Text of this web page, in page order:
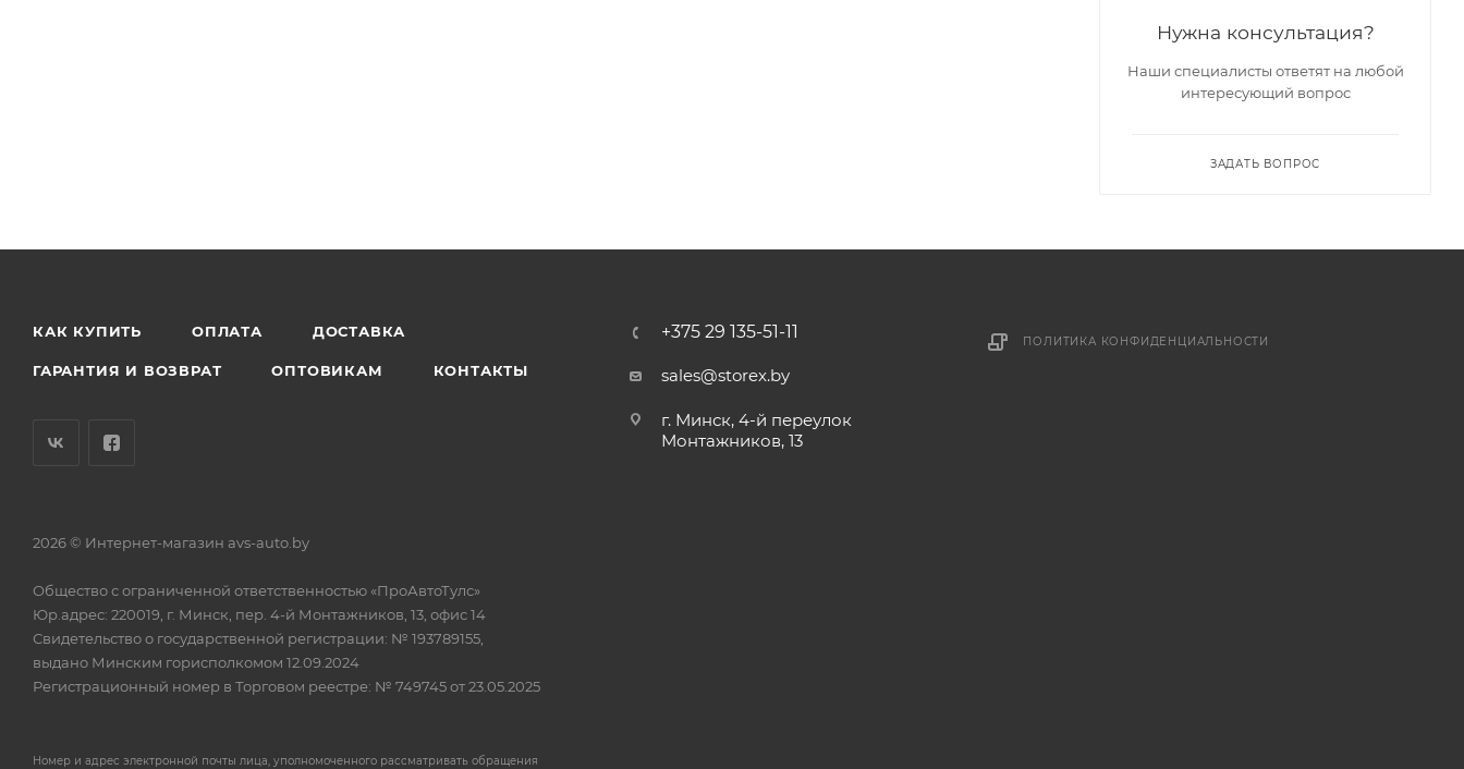
Нужна консультация?
Наши специалисты ответят на любой
интересующий вопрос
ЗАДАТЬ ВОПРОС
КАК КУПИТЬ ОПЛАТА ДОСТАВКА
ГАРАНТИЯ И ВОЗВРАТ ОПТОВИКАМ КОНТАКТЫ
+375 29 135-51-11
sales@storex.by
г. Минск, 4-й переулок
Монтажников, 13
ПОЛИТИКА КОНФИДЕНЦИАЛЬНОСТИ
2026 © Интернет-магазин avs-auto.by
Общество с ограниченной ответственностью «ПроАвтоТулс»
Юр.адрес: 220019, г. Минск, пер. 4-й Монтажников, 13, офис 14
Свидетельство о государственной регистрации: № 193789155,
выдано Минским горисполкомом 12.09.2024
Регистрационный номер в Торговом реестре: № 749745 от 23.05.2025
Номер и адрес электронной почты лица, уполномоченного рассматривать обращения